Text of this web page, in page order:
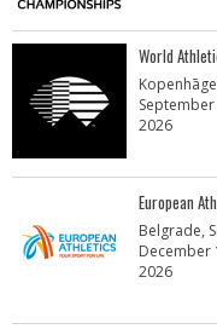
World
2026
European
Belgrade,
December
2026